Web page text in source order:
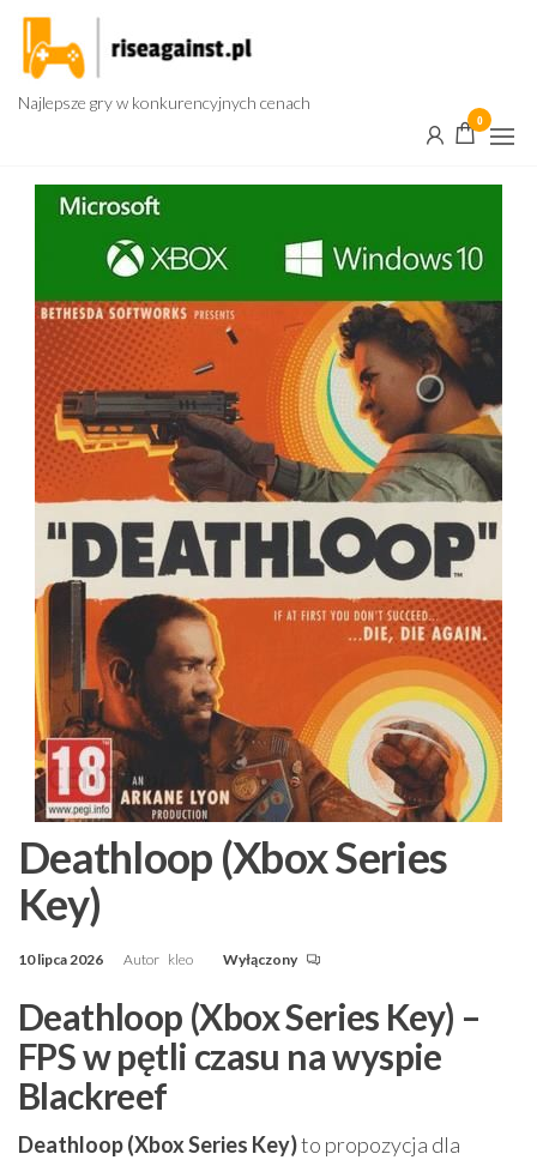
Przejdź
treści
Najlepsze gry w konkurencyjnych cenach
0
Deathloop (Xbox Series
Key)
10 lipca 2026 Autor kleo Wyłączony
Deathloop (Xbox Series Key) –
FPS w pętli czasu na wyspie
Blackreef
Deathloop (Xbox Series Key)to propozycja dla